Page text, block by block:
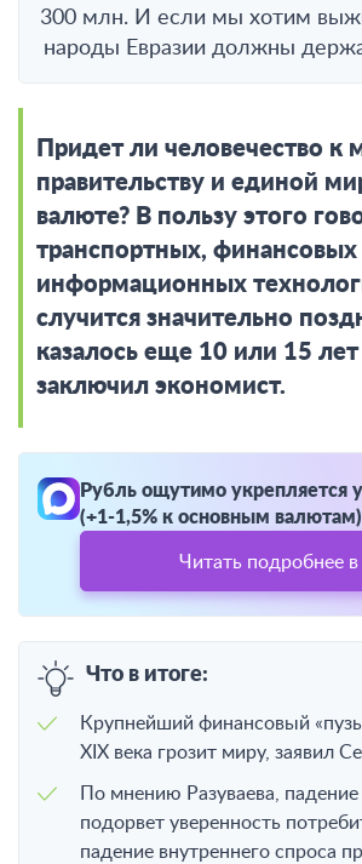
300 млн. И если мы хотим
народы Евразии должны
Придет ли человечество к
правительству и единой
валюте? В пользу этого
транспортных, финансовых
информационных
случится значительно
казалось еще 10 или 15 лет
заключил экономист.
Рубль ощутимо укрепляется
(+1-1,5% к основным валютам)
Читать подробнее
Что в итоге:
Крупнейший финансовый
XIX века грозит миру, заявил
По мнению Разуваева,
подорвет уверенность
падение внутреннего спроса